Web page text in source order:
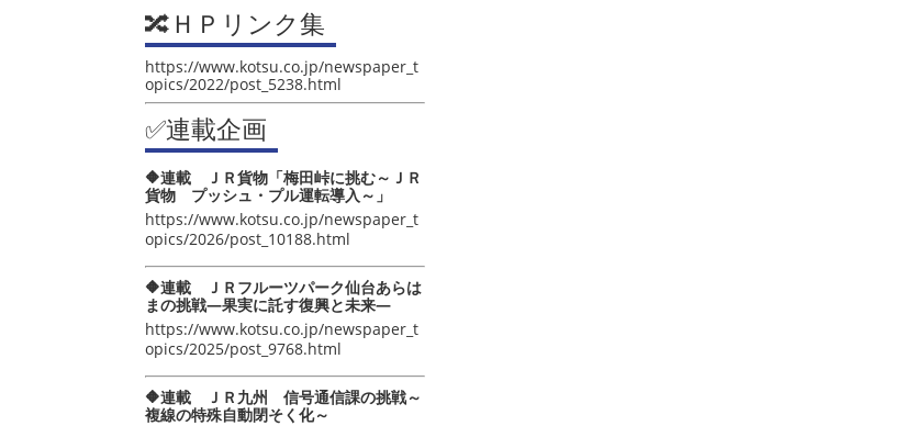
🔀ＨＰリンク集
https://www.kotsu.co.jp/newspaper_t
opics/2022/post_5238.html
✅連載企画
🔶連載 ＪＲ貨物「梅田峠に挑む～ＪＲ
貨物 プッシュ・プル運転導入～」
https://www.kotsu.co.jp/newspaper_t
opics/2026/post_10188.html
🔶連載 ＪＲフルーツパーク仙台あらは
まの挑戦―果実に託す復興と未来―
https://www.kotsu.co.jp/newspaper_t
opics/2025/post_9768.html
🔶連載 ＪＲ九州 信号通信課の挑戦～
複線の特殊自動閉そく化～